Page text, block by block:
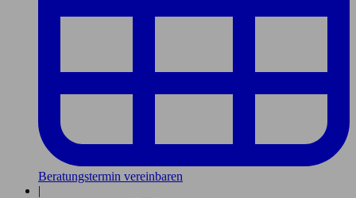
Beratungstermin vereinbaren
|